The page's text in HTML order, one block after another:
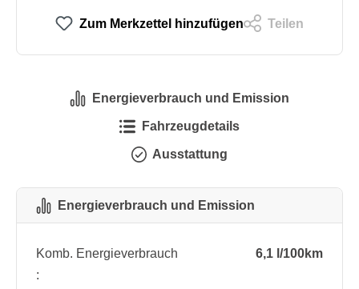
Zum Merkzettel hinzufügen Teilen
Energieverbrauch und Emission
Fahrzeugdetails
Ausstattung
Energieverbrauch und Emission
Komb. Energieverbrauch
:
6,1 l/100km